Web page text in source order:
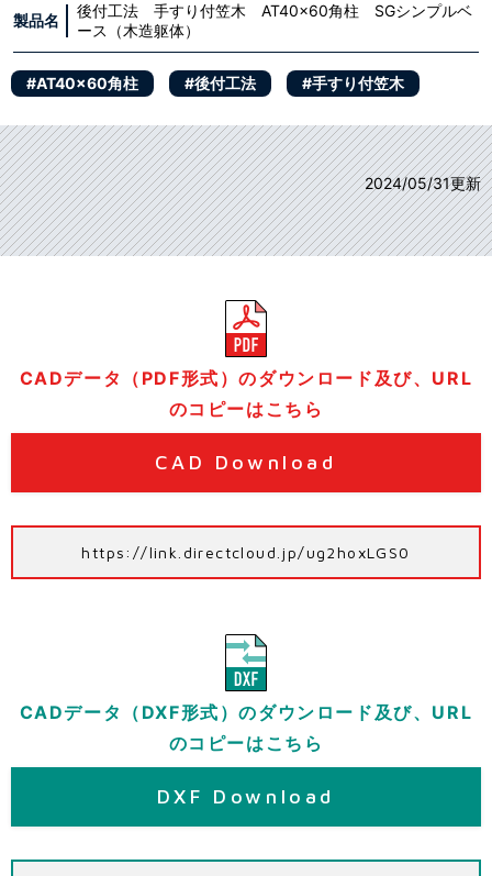
製品名
後付工法 手すり付笠木 AT40x60角柱 SGシンプルベ
ース（木造躯体）
#AT40x60角柱 #後付工法 #手すり付笠木
2024/05/31更新
CADデータ（PDF形式）のダウンロード及び、URL
のコピーはこちら
CAD Download
https://link.directcloud.jp/ug2hoxLGS0
CADデータ（DXF形式）のダウンロード及び、URL
のコピーはこちら
DXF Download